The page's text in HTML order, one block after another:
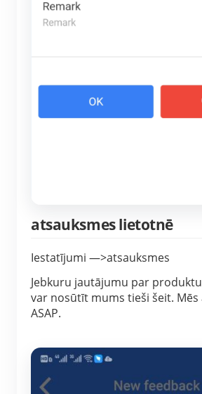
atsauksmes lietotnē
Iestatījumi —>atsauksmes
Jebkuru jautājumu par
var nosūtīt mums tieši šeit.
ASAP.